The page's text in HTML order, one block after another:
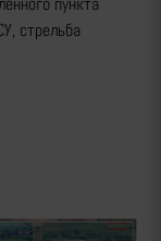
стрельба